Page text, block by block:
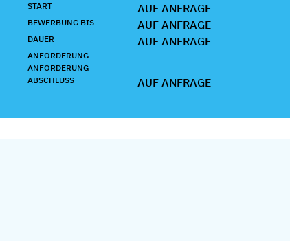
START AUF ANFRAGE
BEWERBUNG BIS AUF ANFRAGE
DAUER AUF ANFRAGE
ANFORDERUNG
ANFORDERUNG
ABSCHLUSS
AUF ANFRAGE